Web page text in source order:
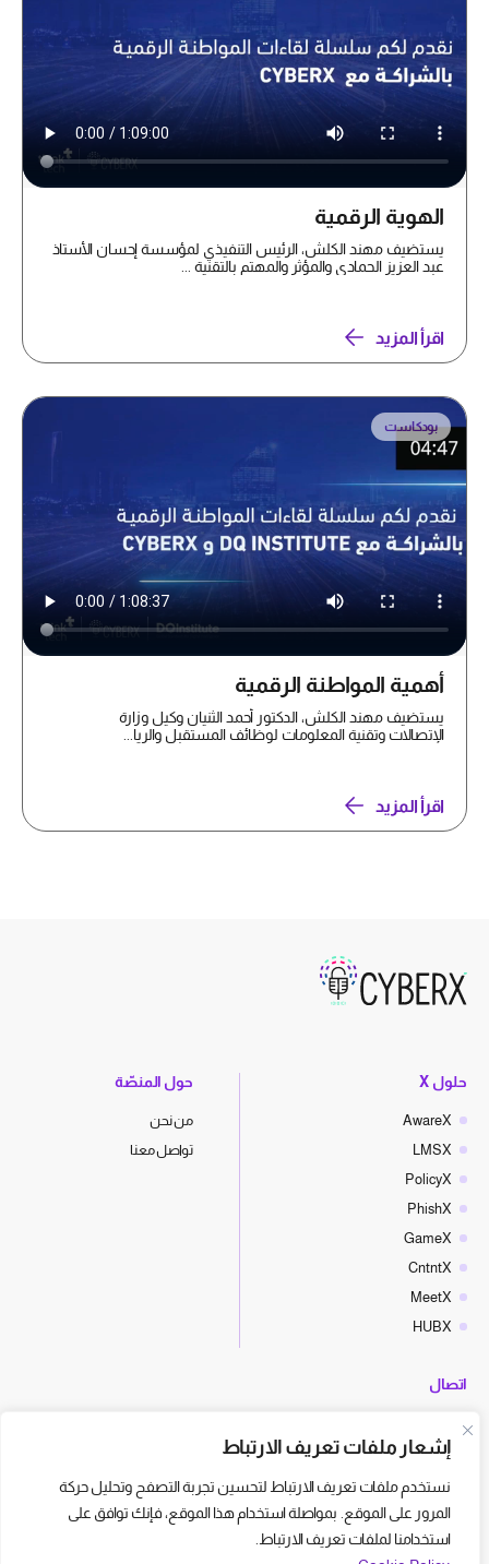
إشعار ملفات تعريف الارتباط
نستخدم ملفات تعريف الارتباط لتحسين تجربة التصفح وتحليل حركة
المرور على الموقع. بمواصلة استخدام هذا الموقع، فإنك توافق على
استخدامنا لملفات تعريف الارتباط.
الهوية الرقمية
يستضيف مهند الكلش، الرئيس التنفيذي لمؤسسة إحسان الأستاذ
عبد العزيز الحمادي والمؤثر والمهتم بالتقنية ...
اقرأ المزيد
بودكاست
أهمية المواطنة الرقمية
يستضيف مهند الكلش، الدكتور أحمد الثنيان وكيل وزارة
الإتصالات وتقنية المعلومات لوظائف المستقبل والريا...
اقرأ المزيد
حلول X
AwareX
LMSX
PolicyX
PhishX
GameX
CntntX
MeetX
HUBX
حول المنصّة
من نحن
تواصل معنا
اتصال
hello@cyberx.world